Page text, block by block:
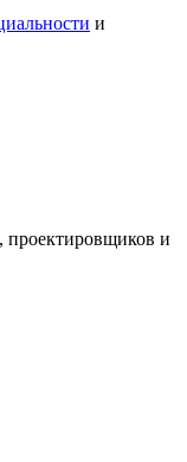
и
проектировщиков и